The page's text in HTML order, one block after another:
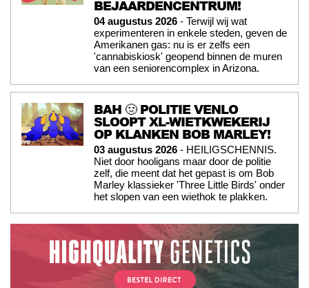
BEJAARDENCENTRUM!
04 augustus 2026 - Terwijl wij wat
experimenteren in enkele steden, geven de
Amerikanen gas: nu is er zelfs een
'cannabiskiosk' geopend binnen de muren
van een seniorencomplex in Arizona.
BAH 🤢 POLITIE VENLO
SLOOPT XL-WIETKWEKERIJ
OP KLANKEN BOB MARLEY!
03 augustus 2026 - HEILIGSCHENNIS.
Niet door hooligans maar door de politie
zelf, die meent dat het gepast is om Bob
Marley klassieker 'Three Little Birds' onder
het slopen van een wiethok te plakken.